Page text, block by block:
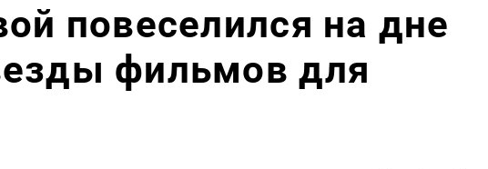
повеселился на дне
фильмов для